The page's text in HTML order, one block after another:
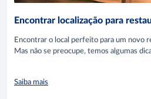
Encontrar localização para
Encontrar o local perfeito para um novo
Mas não se preocupe, temos algumas
Saiba mais